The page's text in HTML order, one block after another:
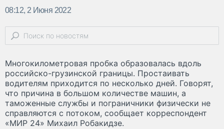
08:12, 2 Июня 2022
Многокилометровая пробка образовалась вдоль
российско-грузинской границы. Простаивать
водителям приходится по несколько дней. Говорят,
что причина в большом количестве машин, а
таможенные службы и пограничники физически не
справляются с потоком, сообщает корреспондент
«МИР 24» Михаил Робакидзе.